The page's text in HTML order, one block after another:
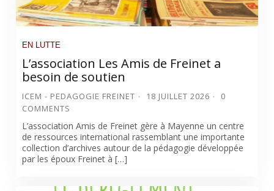
EN LUTTE
L’association Les Amis de Freinet a
besoin de soutien
ICEM - PEDAGOGIE FREINET 18 JUILLET 2026
0
COMMENTS
L’association Amis de Freinet gère à Mayenne un centre
de ressources international rassemblant une importante
collection d’archives autour de la pédagogie développée
par les époux Freinet à […]